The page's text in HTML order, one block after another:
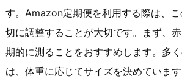
す。Amazon定期便を利用する際は、
切に調整することが大切です。まず、
期的に測ることをおすすめします。多
は、体重に応じてサイズを決めていま